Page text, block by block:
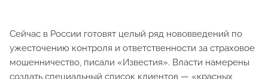
Сейчас в России готовят целый ряд нововведений по
ужесточению контроля и ответственности за страховое
мошенничество, писали «Известия». Власти намерены
создать специальный список клиентов — «красных